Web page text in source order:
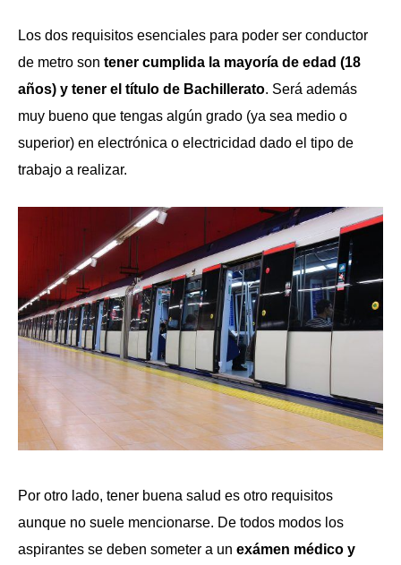
Los dos requisitos esenciales para poder ser conductor
de metro son tener cumplida la mayoría de edad (18
años) y tener el título de Bachillerato. Será además
muy bueno que tengas algún grado (ya sea medio o
superior) en electrónica o electricidad dado el tipo de
trabajo a realizar.
Por otro lado, tener buena salud es otro requisitos
aunque no suele mencionarse. De todos modos los
aspirantes se deben someter a un exámen médico y